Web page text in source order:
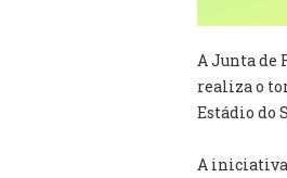
A Junta de
realiza o
Estádio do
A iniciativa